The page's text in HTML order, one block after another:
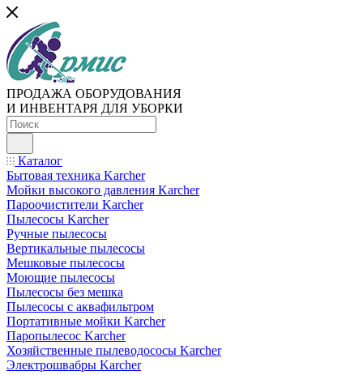
ПРОДАЖА ОБОРУДОВАНИЯ
И ИНВЕНТАРЯ ДЛЯ УБОРКИ
Каталог
Бытовая техника Karcher
Мойки высокого давления Karcher
Пароочистители Karcher
Пылесосы Karcher
Ручные пылесосы
Вертикальные пылесосы
Мешковые пылесосы
Моющие пылесосы
Пылесосы без мешка
Пылесосы с аквафильтром
Портативные мойки Karcher
Паропылесос Karcher
Хозяйственные пылеводососы Karcher
Электрошвабры Karcher